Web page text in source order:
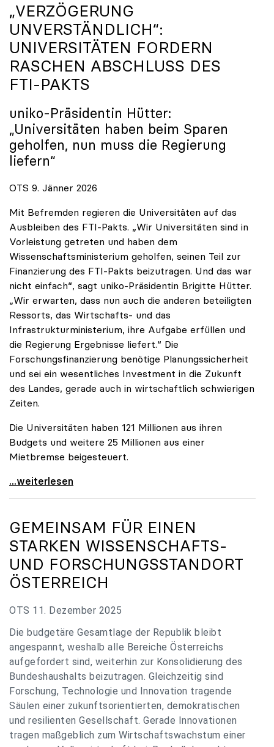
„VERZÖGERUNG
UNVERSTÄNDLICH“:
UNIVERSITÄTEN FORDERN
RASCHEN ABSCHLUSS DES
FTI-PAKTS
uniko-Präsidentin Hütter:
„Universitäten haben beim Sparen
geholfen, nun muss die Regierung
liefern“
OTS 9. Jänner 2026
Mit Befremden regieren die Universitäten auf das
Ausbleiben des FTI-Pakts. „Wir Universitäten sind in
Vorleistung getreten und haben dem
Wissenschaftsministerium geholfen, seinen Teil zur
Finanzierung des FTI-Pakts beizutragen. Und das war
nicht einfach“, sagt uniko-Präsidentin Brigitte Hütter.
„Wir erwarten, dass nun auch die anderen beteiligten
Ressorts, das Wirtschafts- und das
Infrastrukturministerium, ihre Aufgabe erfüllen und
die Regierung Ergebnisse liefert.“ Die
Forschungsfinanzierung benötige Planungssicherheit
und sei ein wesentliches Investment in die Zukunft
des Landes, gerade auch in wirtschaftlich schwierigen
Zeiten.
Die Universitäten haben 121 Millionen aus ihren
Budgets und weitere 25 Millionen aus einer
Mietbremse beigesteuert.
„Verzögerung unverständlich“: Universitäten
...weiterlesen
GEMEINSAM FÜR EINEN
STARKEN WISSENSCHAFTS-
UND FORSCHUNGSSTANDORT
ÖSTERREICH
OTS 11. Dezember 2025
Die budgetäre Gesamtlage der Republik bleibt
angespannt, weshalb alle Bereiche Österreichs
aufgefordert sind, weiterhin zur Konsolidierung des
Bundeshaushalts beizutragen. Gleichzeitig sind
Forschung, Technologie und Innovation tragende
Säulen einer zukunftsorientierten, demokratischen
und resilienten Gesellschaft. Gerade Innovationen
tragen maßgeblich zum Wirtschaftswachstum einer